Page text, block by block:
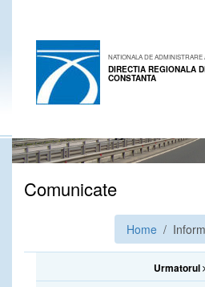
NATIONALA DE
DIRECTIA REGIONALA
CONSTANTA
Comunicate
Home /
Urmatorul